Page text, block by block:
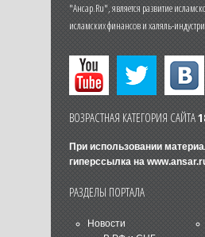
"Ансар.Ru", является развитие
исламских финансов и халяль-
ВОЗРАСТНАЯ КАТЕГОРИЯ САЙТА
При использовании
гиперссылка на
РАЗДЕЛЫ ПОРТАЛА
Новости